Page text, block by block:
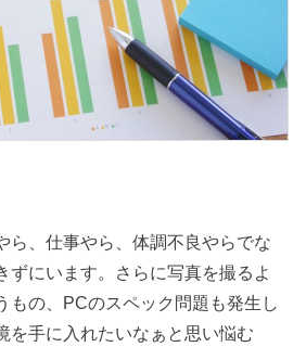
ら、仕事やら、体調不良やらでな
ずにいます。さらに写真を撮るよ
もの、PCのスペック問題も発生し
を手に入れたいなぁと思い悩む